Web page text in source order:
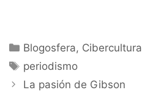
Categorías
Blogosfera, Cibercultura
Etiquetas
periodismo
La pasión de Gibson